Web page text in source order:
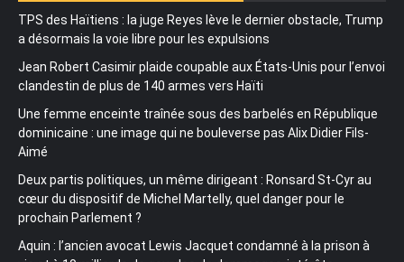
TPS des Haïtiens : la juge Reyes lève le dernier obstacle, Trump
a désormais la voie libre pour les expulsions
Jean Robert Casimir plaide coupable aux États-Unis pour l’envoi
clandestin de plus de 140 armes vers Haïti
Une femme enceinte traînée sous des barbelés en République
dominicaine : une image qui ne bouleverse pas Alix Didier Fils-
Aimé
Deux partis politiques, un même dirigeant : Ronsard St-Cyr au
cœur du dispositif de Michel Martelly, quel danger pour le
prochain Parlement ?
Aquin : l’ancien avocat Lewis Jacquet condamné à la prison à